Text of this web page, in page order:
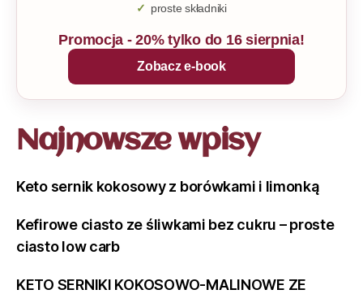
proste składniki
Promocja - 20% tylko do 16 sierpnia!
Zobacz e-book
Najnowsze wpisy
Keto sernik kokosowy z borówkami i limonką
Kefirowe ciasto ze śliwkami bez cukru – proste
ciasto low carb
KETO SERNIKI KOKOSOWO-MALINOWE ZE